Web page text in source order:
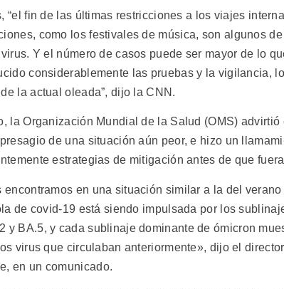
“el fin de las últimas restricciones a los viajes
como los festivales de música, son algunos
Y el número de casos puede ser mayor de lo
considerablemente las pruebas y la vigilancia,
la actual oleada”, dijo la CNN.
la Organización Mundial de la Salud (OMS)
de una situación aún peor, e hizo un
estrategias de mitigación antes de que
encontramos en una situación similar a la del
de covid-19 está siendo impulsada por los
y BA.5, y cada sublinaje dominante de ómicron
virus que circulaban anteriormente», dijo el
en un comunicado.